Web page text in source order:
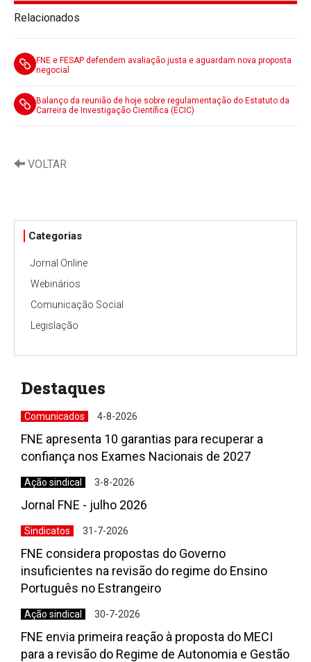
Relacionados
FNE e FESAP defendem avaliação justa e aguardam nova proposta
negocial
Balanço da reunião de hoje sobre regulamentação do Estatuto da
Carreira de Investigação Científica (ECIC)
VOLTAR
Categorias
Jornal Online
Webinários
Comunicação Social
Legislação
Destaques
Comunicados 4-8-2026
FNE apresenta 10 garantias para recuperar a
confiança nos Exames Nacionais de 2027
Ação sindical 3-8-2026
Jornal FNE - julho 2026
Sindicatos 31-7-2026
FNE considera propostas do Governo
insuficientes na revisão do regime do Ensino
Português no Estrangeiro
Ação sindical 30-7-2026
FNE envia primeira reação à proposta do MECI
para a revisão do Regime de Autonomia e Gestão